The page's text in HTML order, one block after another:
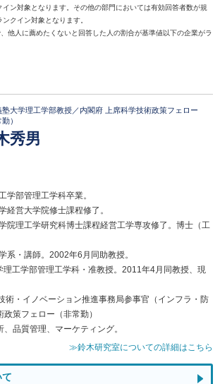
ン対象となります。その他の部門においては有効回答者数が規
クイン対象となります。
他人に薦めたくないと回答した人の割合が基準値以下の企業がラ
塾大学理工学部教授／内閣府 上席科学技術政策フェロー
）
秀男
学部管理工学科卒業。
経営大学院修士課程修了。
院理工学研究科博士課程経営工学専攻修了。博士（工
系・講師。2002年6月同助教授。
工学部管理工学科・准教授。2011年4月同教授、現
術・イノベーション推進事務局参事官（インフラ・防
策フェロー（非常勤）
品質管理、マーケティング。
≫鈴木研究室についての詳細はこちら